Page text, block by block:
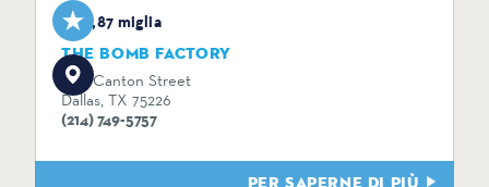
0,87 miglia
THE BOMB FACTORY
2713 Canton Street
Dallas, TX 75226
(214) 749-5757